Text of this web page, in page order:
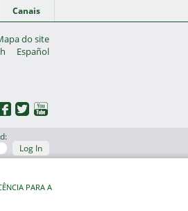
Canais
do site
Español
Log In
PARA A